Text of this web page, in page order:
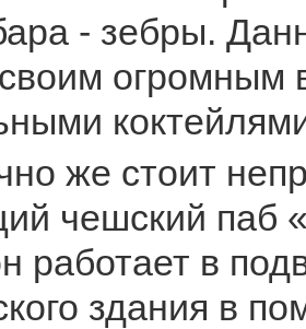
- зебры.
огромным
же стоит
чешский паб
работает в
здания в